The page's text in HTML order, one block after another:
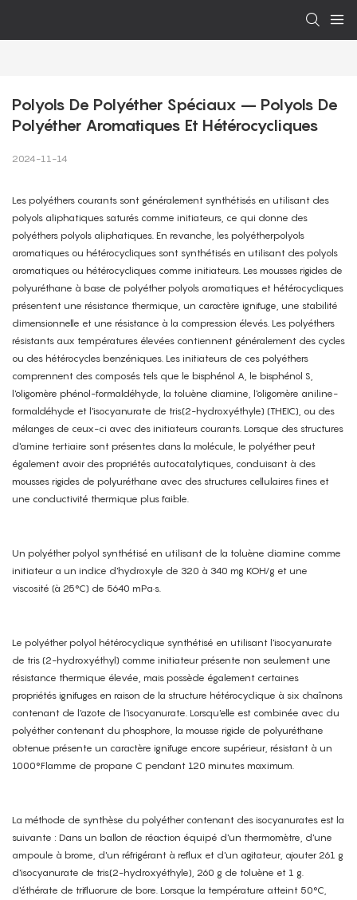
Polyols De Polyéther Spéciaux – Polyols De
Polyéther Aromatiques Et Hétérocycliques
2024-11-14
Les polyéthers courants sont généralement synthétisés en utilisant des
polyols aliphatiques saturés comme initiateurs, ce qui donne des
polyéthers polyols aliphatiques. En revanche, les polyétherpolyols
aromatiques ou hétérocycliques sont synthétisés en utilisant des polyols
aromatiques ou hétérocycliques comme initiateurs. Les mousses rigides de
polyuréthane à base de polyéther polyols aromatiques et hétérocycliques
présentent une résistance thermique, un caractère ignifuge, une stabilité
dimensionnelle et une résistance à la compression élevés. Les polyéthers
résistants aux températures élevées contiennent généralement des cycles
ou des hétérocycles benzéniques. Les initiateurs de ces polyéthers
comprennent des composés tels que le bisphénol A, le bisphénol S,
l'oligomère phénol-formaldéhyde, la toluène diamine, l'oligomère aniline-
formaldéhyde et l'isocyanurate de tris(2-hydroxyéthyle) (THEIC), ou des
mélanges de ceux-ci avec des initiateurs courants. Lorsque des structures
d'amine tertiaire sont présentes dans la molécule, le polyéther peut
également avoir des propriétés autocatalytiques, conduisant à des
mousses rigides de polyuréthane avec des structures cellulaires fines et
une conductivité thermique plus faible.
Un polyéther polyol synthétisé en utilisant de la toluène diamine comme
initiateur a un indice d'hydroxyle de 320 à 340 mg KOH/g et une
viscosité (à 25°C) de 5640 mPa·s.
Le polyéther polyol hétérocyclique synthétisé en utilisant l'isocyanurate
de tris (2-hydroxyéthyl) comme initiateur présente non seulement une
résistance thermique élevée, mais possède également certaines
propriétés ignifuges en raison de la structure hétérocyclique à six chaînons
contenant de l'azote de l'isocyanurate. Lorsqu'elle est combinée avec du
polyéther contenant du phosphore, la mousse rigide de polyuréthane
obtenue présente un caractère ignifuge encore supérieur, résistant à un
1000°Flamme de propane C pendant 120 minutes maximum.
La méthode de synthèse du polyéther contenant des isocyanurates est la
suivante : Dans un ballon de réaction équipé d'un thermomètre, d'une
ampoule à brome, d'un réfrigérant à reflux et d'un agitateur, ajouter 261 g
d'isocyanurate de tris(2-hydroxyéthyle), 260 g de toluène et 1 g.
d'éthérate de trifluorure de bore. Lorsque la température atteint 50°C,